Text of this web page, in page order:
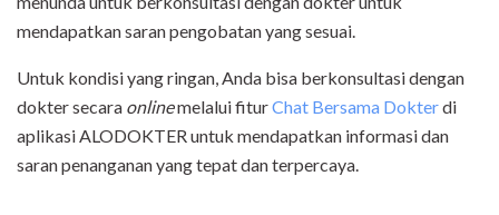
mendapatkan saran pengobatan yang sesuai.
Untuk kondisi yang ringan, Anda bisa berkonsultasi dengan
dokter secara onlinemelalui fiturChat Bersama Dokterdi
aplikasi ALODOKTER untuk mendapatkan informasi dan
saran penanganan yang tepat dan terpercaya.